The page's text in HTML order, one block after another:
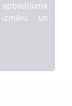
un